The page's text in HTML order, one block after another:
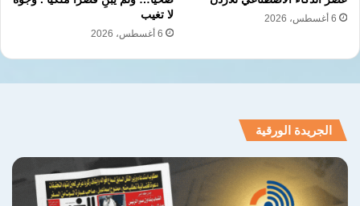
لكنه لم ينجح في مسعاه إلا مع ترامب، ولأسباب لا
علاقة لها بالمصالح الأميركية العليا.
الحقيقة الثالثة: تتعلق بالفجوة القائمة
حالياً بين الحسابات التي استند إليها
6 أغسطس، 2026
لا تغيب
6 أغسطس، 2026
الجريدة الورقية